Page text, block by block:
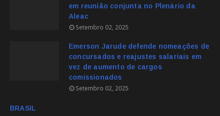
em reunião conjunta no Plenário da
Aleac
Setembro 02, 2025
Emerson Jarude defende nomeações de
concursados e reajustes salariais em
vez de aumento de cargos
comissionados
Setembro 02, 2025
BRASIL